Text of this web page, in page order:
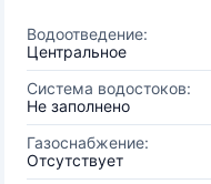
Водоотведение:
Центральное
Система водостоков:
Не заполнено
Газоснабжение:
Отсутствует